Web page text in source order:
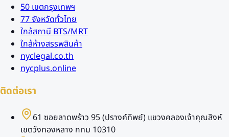
50 เขตกรุงเทพฯ
77 จังหวัดทั่วไทย
ใกล้สถานี BTS/MRT
ใกล้ห้างสรรพสินค้า
nyclegal.co.th
nycplus.online
ติดต่อเรา
61 ซอยลาดพร้าว 95 (ปรางค์ทิพย์) แขวงคลองเจ้าคุณสิงห์
เขตวังทองหลาง กทม 10310